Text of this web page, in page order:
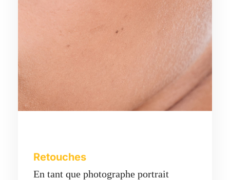
Retouches
En tant que photographe portrait